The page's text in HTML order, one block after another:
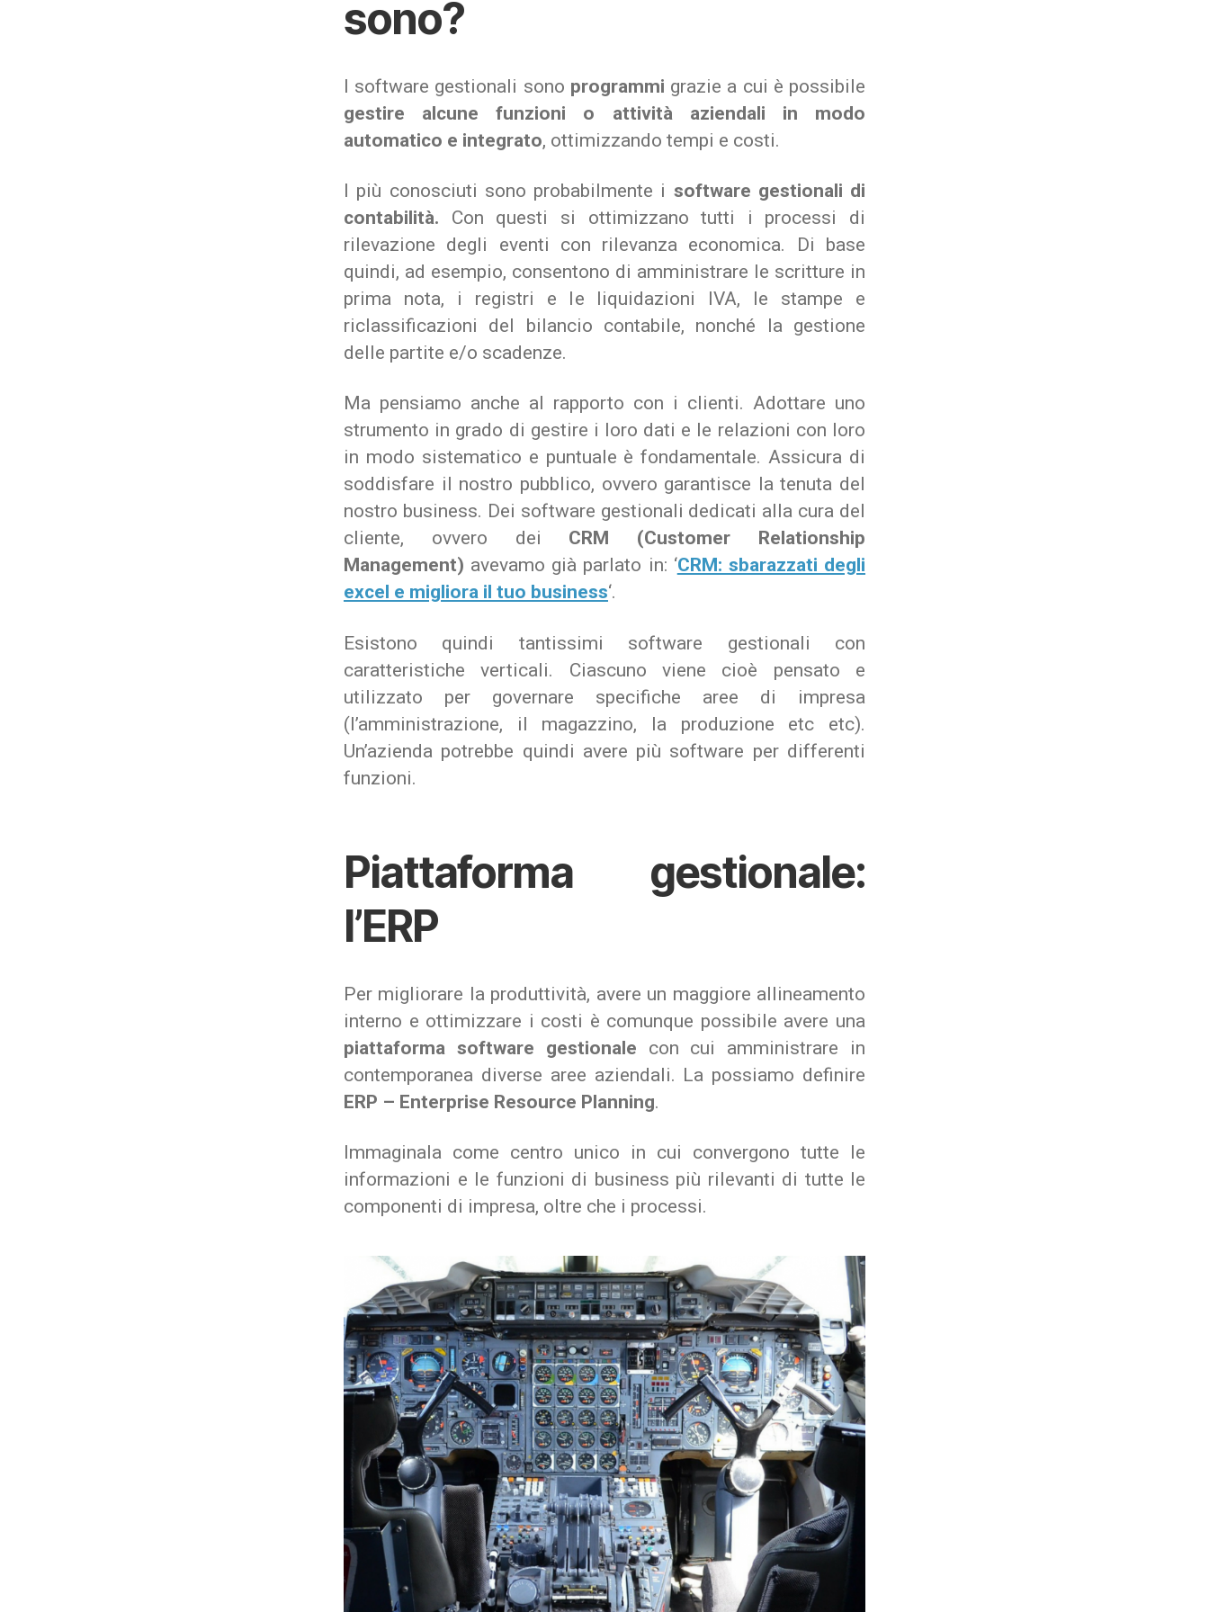
sono?
I software gestionali sono programmi grazie a cui è possibile
gestire alcune funzioni o attività aziendali in modo
automatico e integrato, ottimizzando tempi e costi.
I più conosciuti sono probabilmente i software gestionali di
contabilità. Con questi si ottimizzano tutti i processi di
rilevazione degli eventi con rilevanza economica. Di base
quindi, ad esempio, consentono di amministrare le scritture in
prima nota, i registri e le liquidazioni IVA, le stampe e
riclassificazioni del bilancio contabile, nonché la gestione
delle partite e/o scadenze.
Ma pensiamo anche al rapporto con i clienti. Adottare uno
strumento in grado di gestire i loro dati e le relazioni con loro
in modo sistematico e puntuale è fondamentale. Assicura di
soddisfare il nostro pubblico, ovvero garantisce la tenuta del
nostro business. Dei software gestionali dedicati alla cura del
cliente, ovvero dei CRM (Customer Relationship
Management) avevamo già parlato in: ‘CRM: sbarazzati degli
excel e migliora il tuo business‘.
Esistono quindi tantissimi software gestionali con
caratteristiche verticali. Ciascuno viene cioè pensato e
utilizzato per governare specifiche aree di impresa
(l’amministrazione, il magazzino, la produzione etc etc).
Un’azienda potrebbe quindi avere più software per differenti
funzioni.
Piattaforma gestionale:
l’ERP
Per migliorare la produttività, avere un maggiore allineamento
interno e ottimizzare i costi è comunque possibile avere una
piattaforma software gestionale con cui amministrare in
contemporanea diverse aree aziendali. La possiamo definire
ERP – Enterprise Resource Planning.
Immaginala come centro unico in cui convergono tutte le
informazioni e le funzioni di business più rilevanti di tutte le
componenti di impresa, oltre che i processi.